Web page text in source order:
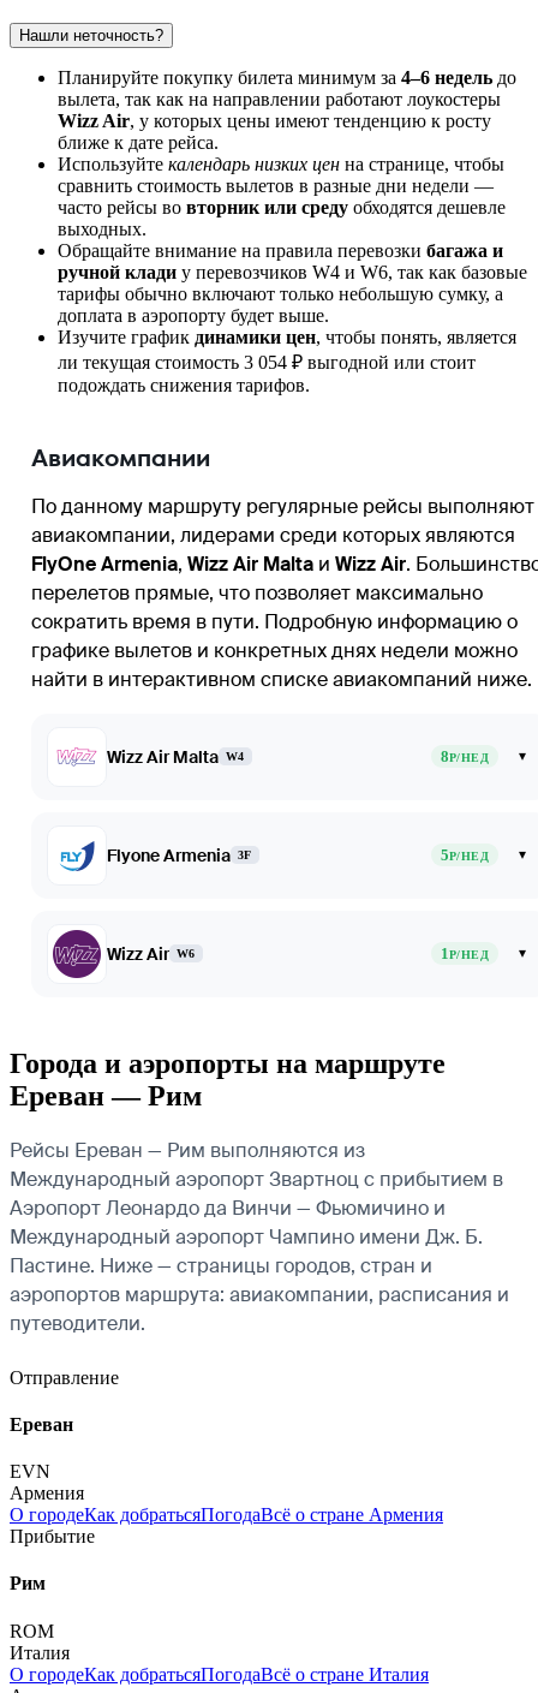
Нашли неточность?
Планируйте покупку билета минимум за 4–6 недель до
вылета, так как на направлении работают лоукостеры
Wizz Air, у которых цены имеют тенденцию к росту
ближе к дате рейса.
Используйте календарь низких цен на странице, чтобы
сравнить стоимость вылетов в разные дни недели —
часто рейсы во вторник или среду обходятся дешевле
выходных.
Обращайте внимание на правила перевозки багажа и
ручной клади у перевозчиков W4 и W6, так как базовые
тарифы обычно включают только небольшую сумку, а
доплата в аэропорту будет выше.
Изучите график динамики цен, чтобы понять, является
ли текущая стоимость 3 054 ₽ выгодной или стоит
подождать снижения тарифов.
Авиакомпании
По данному маршруту регулярные рейсы выполняют
авиакомпании, лидерами среди которых являются
FlyOne Armenia, Wizz Air Malta и Wizz Air.
перелетов прямые, что позволяет максимально
сократить время в пути. Подробную информацию о
графике вылетов и конкретных днях недели можно
найти в интерактивном списке авиакомпаний ниже.
Wizz Air Malta W4 8Р/НЕД ▾
Flyone Armenia 3F 5Р/НЕД ▾
Wizz Air W6 1Р/НЕД ▾
Города и аэропорты на маршруте
Ереван — Рим
Рейсы Ереван — Рим выполняются из
Международный аэропорт Звартноц с прибытием в
Аэропорт Леонардо да Винчи — Фьюмичино и
Международный аэропорт Чампино имени Дж. Б.
Пастине. Ниже — страницы городов, стран и
аэропортов маршрута: авиакомпании, расписания и
путеводители.
Отправление
Ереван
EVN
Армения
О городеКак добратьсяПогодаВсё о стране Армения
Прибытие
Рим
ROM
Италия
О городеКак добратьсяПогодаВсё о стране Италия